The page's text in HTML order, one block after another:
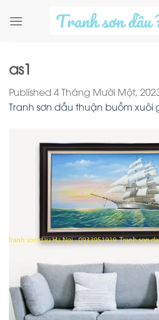
as1
Published 4 Tháng Mười Một,
Tranh sơn dầu thuận buồm xuôi